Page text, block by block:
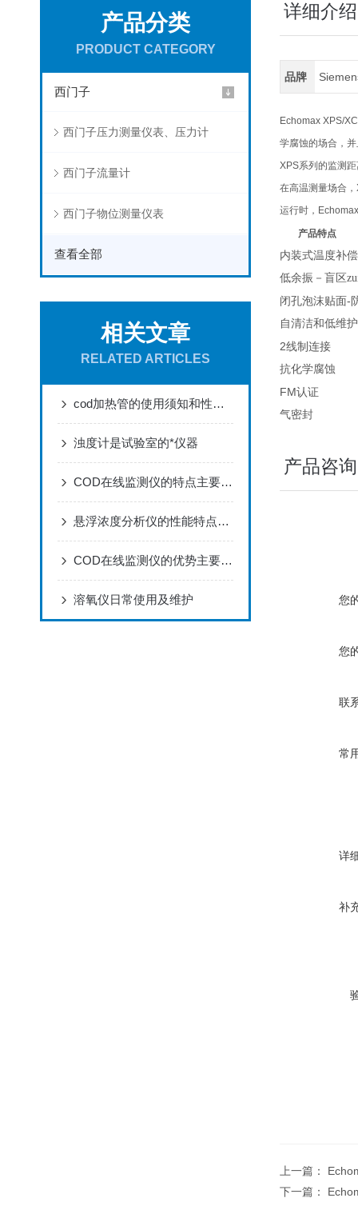
产品分类
PRODUCT CATEGORY
西门子
西门子压力测量仪表、压力计
西门子流量计
西门子物位测量仪表
查看全部
相关文章
RELATED ARTICLES
cod加热管的使用须知和性能要求
浊度计是试验室的*仪器
COD在线监测仪的特点主要表现为三个方面
悬浮浓度分析仪的性能特点及应用范围
COD在线监测仪的优势主要表现为3个方面
溶氧仪日常使用及维护
详细介绍
品牌
Echomax XPS/
学腐蚀的场合，
XPS系列的监测
在高温测量场合
运行时，
产品特点
内装式温度补偿
低余振－盲区
闭孔泡沫贴面-
自清洁和低维
2线制连接
抗化学腐蚀
FM认证
气密封
产品咨询
您
您
联
常
详
补
上一篇：
下一篇：